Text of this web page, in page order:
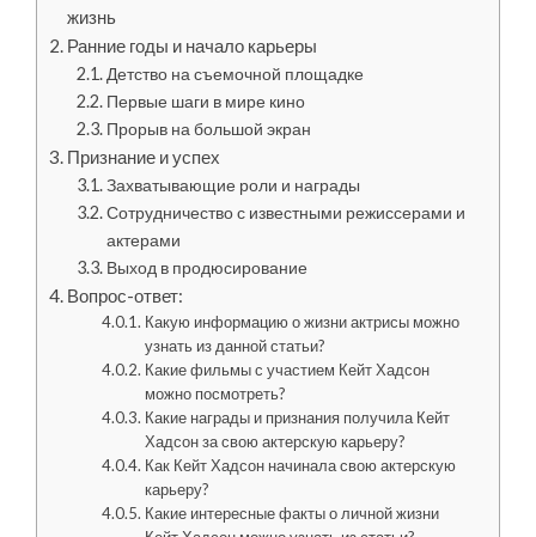
жизнь
Ранние годы и начало карьеры
Детство на съемочной площадке
Первые шаги в мире кино
Прорыв на большой экран
Признание и успех
Захватывающие роли и награды
Сотрудничество с известными режиссерами и
актерами
Выход в продюсирование
Вопрос-ответ:
Какую информацию о жизни актрисы можно
узнать из данной статьи?
Какие фильмы с участием Кейт Хадсон
можно посмотреть?
Какие награды и признания получила Кейт
Хадсон за свою актерскую карьеру?
Как Кейт Хадсон начинала свою актерскую
карьеру?
Какие интересные факты о личной жизни